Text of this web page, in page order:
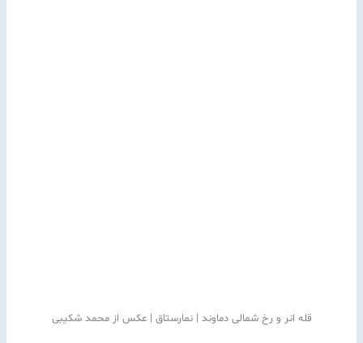
قله انر و رخ شمالی دماوند | نمارستاق | عکس از محمد شکیبی